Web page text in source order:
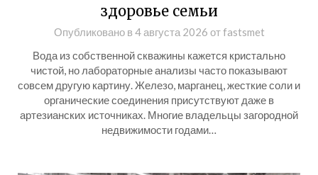
здоровье семьи
Опубликовано в 4 августа 2026 отfastsmet
Вода из собственной скважины кажется кристально
чистой, но лабораторные анализы часто показывают
совсем другую картину. Железо, марганец, жесткие соли и
органические соединения присутствуют даже в
артезианских источниках. Многие владельцы загородной
недвижимости годами…